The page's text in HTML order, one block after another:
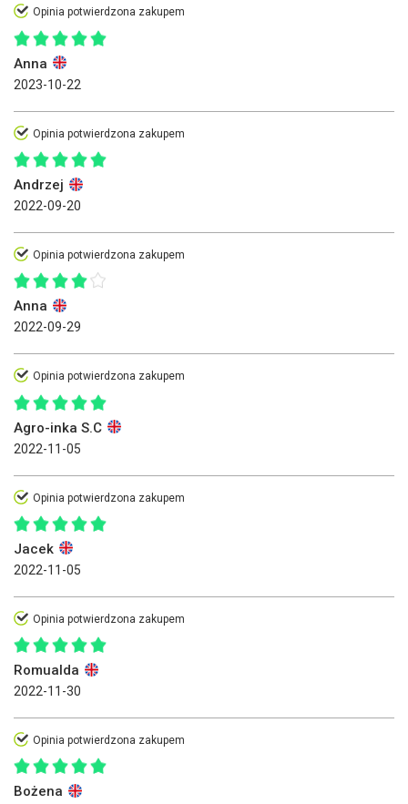
Opinia potwierdzona zakupem
Anna
2023-10-22
Opinia potwierdzona zakupem
Andrzej
2022-09-20
Opinia potwierdzona zakupem
Anna
2022-09-29
Opinia potwierdzona zakupem
Agro-inka S.C
2022-11-05
Opinia potwierdzona zakupem
Jacek
2022-11-05
Opinia potwierdzona zakupem
Romualda
2022-11-30
Opinia potwierdzona zakupem
Bożena